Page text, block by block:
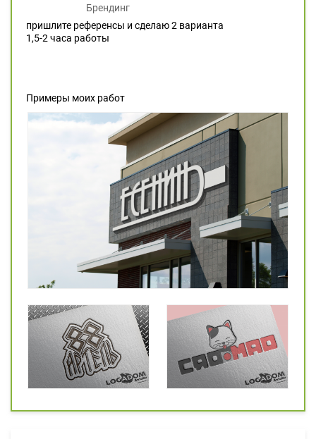
Брендинг
пришлите референсы и сделаю 2 варианта
1,5-2 часа работы
Примеры моих работ